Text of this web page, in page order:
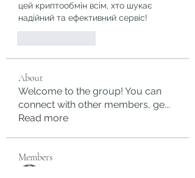
цей криптообмін всім, хто шукає
надійний та ефективний сервіс!
About
Welcome to the group! You can
connect with other members, ge...
Read more
Members